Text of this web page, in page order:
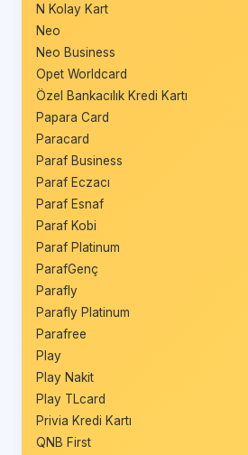
N Kolay Kart
Neo
Neo Business
Opet Worldcard
Özel Bankacılık Kredi Kartı
Papara Card
Paracard
Paraf Business
Paraf Eczacı
Paraf Esnaf
Paraf Kobi
Paraf Platinum
ParafGenç
Parafly
Parafly Platinum
Parafree
Play
Play Nakit
Play TLcard
Privia Kredi Kartı
QNB First